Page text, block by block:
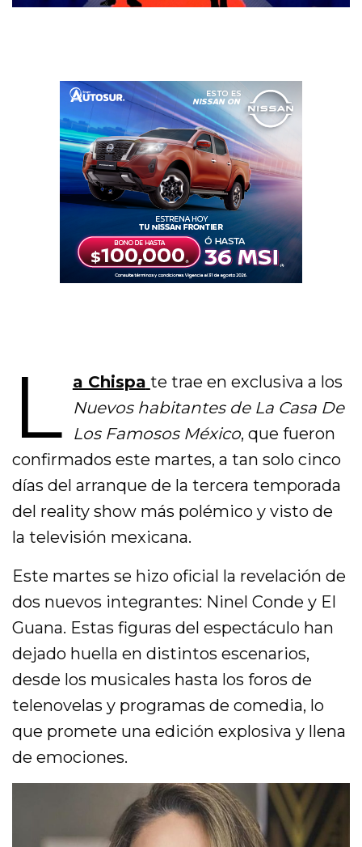
L a Chispa te trae en exclusiva a los
Nuevos habitantes de La Casa De
Los Famosos México, que fueron
confirmados este martes, a tan solo cinco
días del arranque de la tercera temporada
del reality show más polémico y visto de
la televisión mexicana.
Este martes se hizo oficial la revelación de
dos nuevos integrantes: Ninel Conde y El
Guana. Estas figuras del espectáculo han
dejado huella en distintos escenarios,
desde los musicales hasta los foros de
telenovelas y programas de comedia, lo
que promete una edición explosiva y llena
de emociones.